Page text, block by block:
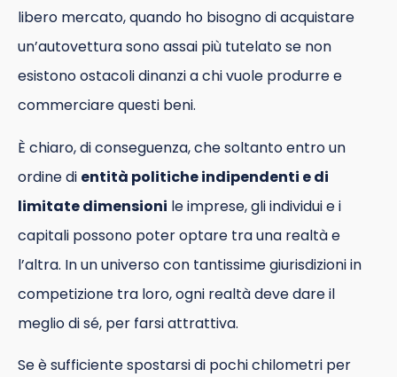
libero mercato, quando ho bisogno di acquistare
un’autovettura sono assai più tutelato se non
esistono ostacoli dinanzi a chi vuole produrre e
commerciare questi beni.
È chiaro, di conseguenza, che soltanto entro un
ordine di entità politiche indipendenti e di
limitate dimensioni le imprese, gli individui e i
capitali possono poter optare tra una realtà e
l’altra. In un universo con tantissime giurisdizioni in
competizione tra loro, ogni realtà deve dare il
meglio di sé, per farsi attrattiva.
Se è sufficiente spostarsi di pochi chilometri per